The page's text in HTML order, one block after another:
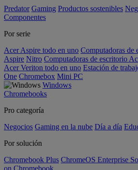
Predator Gaming Productos sostenibles
Componentes
Por serie
Acer Aspire todo en uno Computadoras de
Aspire Nitro Computadoras de escritorio
Acer Veriton todo en uno Estación de
One Chromebox Mini PC
Windows
Chromebooks
Pro categoría
Negocios Gaming en la nube Día a día
Por solución
Chromebook Plus ChromeOS Enterprise
on Chromebook